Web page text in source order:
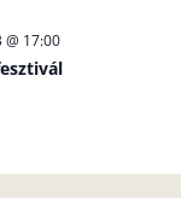
@ 17:00